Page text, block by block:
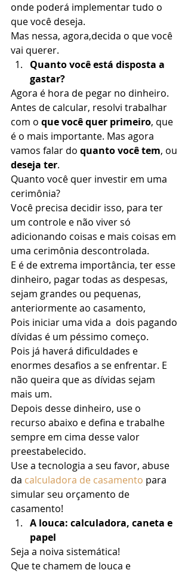
onde poderá implementar tudo o
que você deseja.
Mas nessa, agora,decida o que você
vai querer.
Quanto você está disposta a
gastar?
Agora é hora de pegar no dinheiro.
Antes de calcular, resolvi trabalhar
com o que você quer primeiro, que
é o mais importante. Mas agora
vamos falar do quanto você tem, ou
deseja ter.
Quanto você quer investir em uma
cerimônia?
Você precisa decidir isso, para ter
um controle e não viver só
adicionando coisas e mais coisas em
uma cerimônia descontrolada.
E é de extrema importância, ter esse
dinheiro, pagar todas as despesas,
sejam grandes ou pequenas,
anteriormente ao casamento,
Pois iniciar uma vida a  dois pagando
dívidas é um péssimo começo.
Pois já haverá dificuldades e
enormes desafios a se enfrentar. E
não queira que as dívidas sejam
mais um.
Depois desse dinheiro, use o
recurso abaixo e defina e trabalhe
sempre em cima desse valor
preestabelecido.
Use a tecnologia a seu favor, abuse
da calculadora de casamento para
simular seu orçamento de
casamento!
A louca: calculadora, caneta e
papel
Seja a noiva sistemática!
Que te chamem de louca e